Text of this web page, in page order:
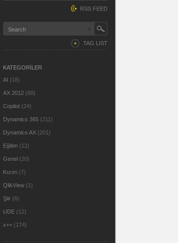
RSS FEED
TAG LIST
KATEGORİLER
AI (18)
AX 2012 (68)
Copilot (24)
Dynamics 365 (211)
Dynamics AX (201)
Eğitim (12)
Genel (20)
Kızım (7)
QlikView (1)
Şiir (6)
UDE (12)
x++ (174)